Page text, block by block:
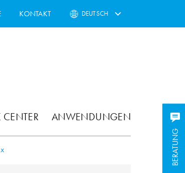
KONTAKT DEUTSCH
ANWENDUNGEN
BERATUNG
BERATUNG